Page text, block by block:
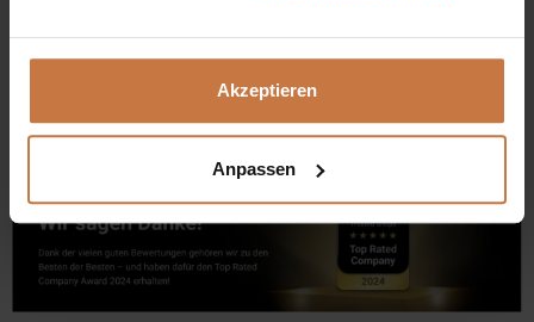
Akzeptieren
Anpassen
Dennis Grischek, Inhaber Kosmetikstudio in Graz & kosmetik.at